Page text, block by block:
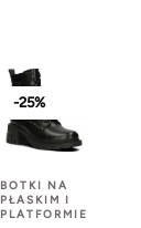
-25%
BOTKI NA
PŁASKIM I
PLATFORMIE